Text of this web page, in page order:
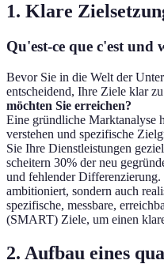
1. Klare
Qu'est-ce que c'est und
Bevor Sie in die Welt der
entscheidend, Ihre Ziele klar
möchten Sie erreichen?
Eine gründliche Marktanalyse
verstehen und spezifische
Sie Ihre Dienstleistungen
scheitern 30% der neu
und fehlender
ambitioniert, sondern auch
spezifische, messbare,
(SMART) Ziele, um einen
2. Aufbau eines